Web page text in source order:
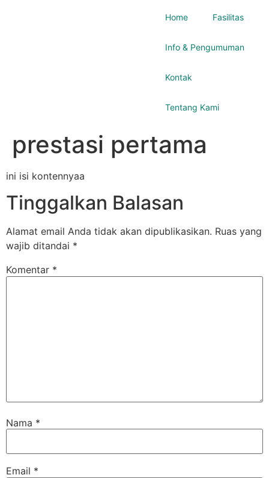
Home Fasilitas
Info & Pengumuman
Kontak
Tentang Kami
prestasi pertama
ini isi kontennyaa
Tinggalkan Balasan
Alamat email Anda tidak akan dipublikasikan. Ruas yang
wajib ditandai *
Komentar *
Nama *
Email *